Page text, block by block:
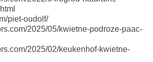
piet-oudolf/
2025/05/kwietne-podroze-paac-
2025/02/keukenhof-kwietne-